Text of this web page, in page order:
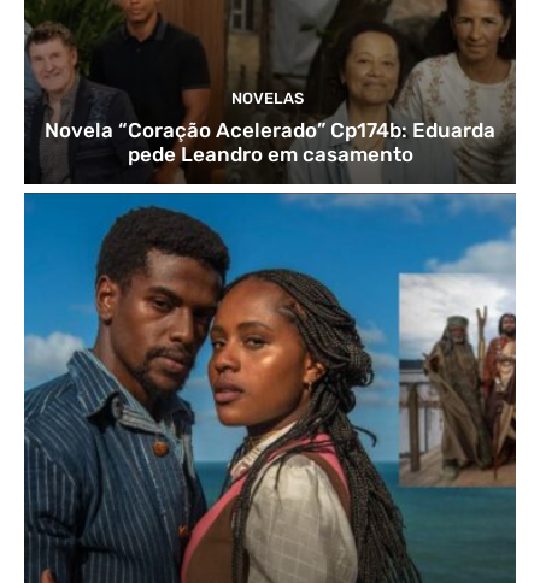
NOVELAS
Novela “Coração Acelerado” Cp174b: Eduarda
pede Leandro em casamento